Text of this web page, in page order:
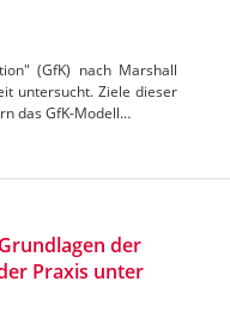
(GfK) nach Marshall
untersucht. Ziele dieser
das GfK-Modell…
der
Praxis unter